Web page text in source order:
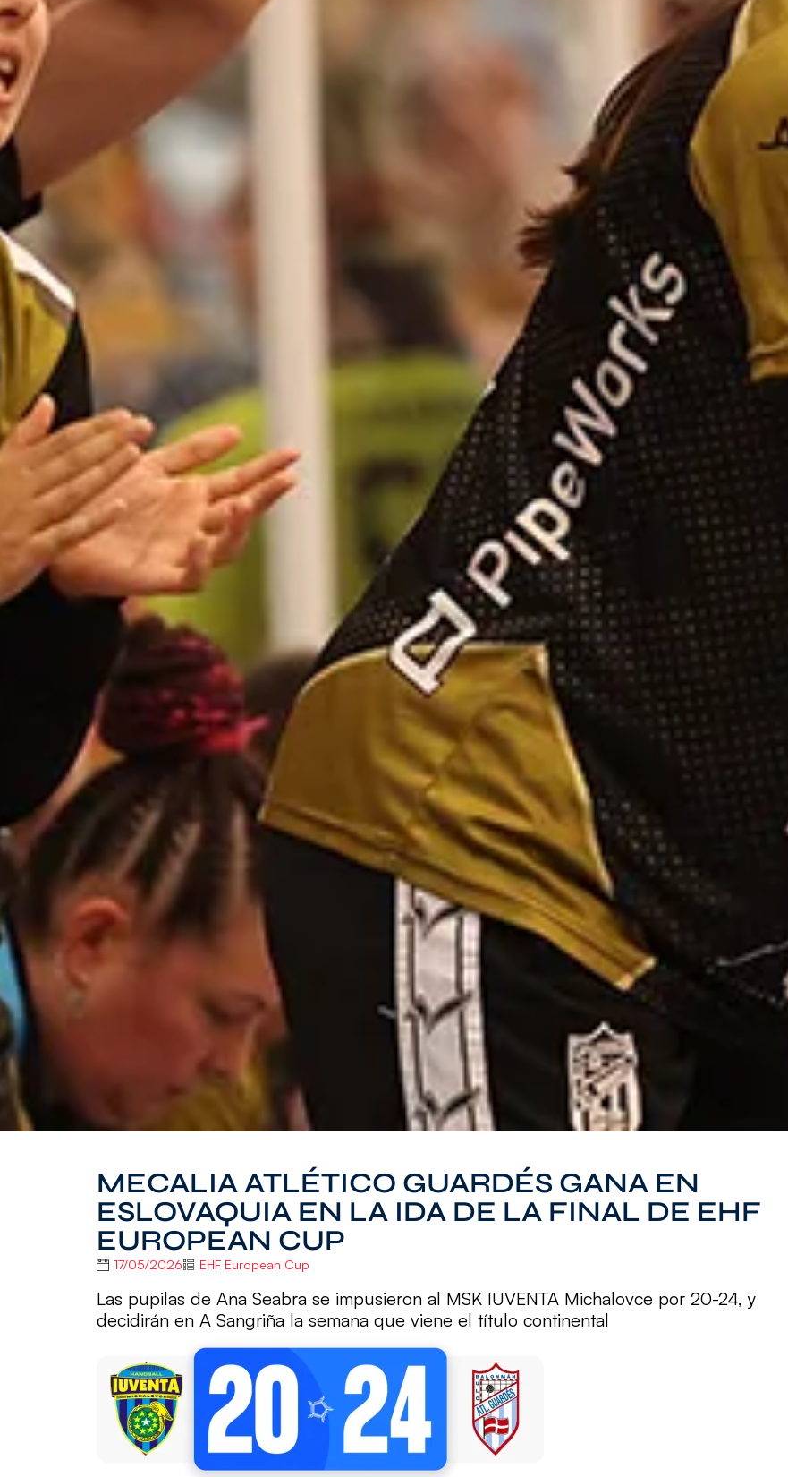
MECALIA ATLÉTICO GUARDÉS GANA EN
ESLOVAQUIA EN LA IDA DE LA FINAL DE EHF
EUROPEAN CUP
17/05/2026 EHF European Cup
Las pupilas de Ana Seabra se impusieron al MSK IUVENTA Michalovce por 20-24, y
decidirán en A Sangriña la semana que viene el título continental